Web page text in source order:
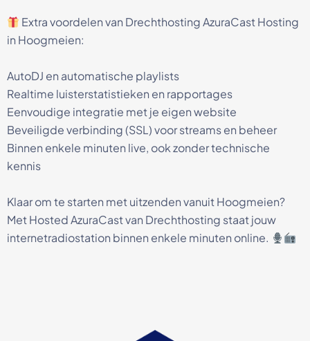
Extra voordelen van Drechthosting AzuraCast Hosting
in Hoogmeien:
AutoDJ en automatische playlists
Realtime luisterstatistieken en rapportages
Eenvoudige integratie met je eigen website
Beveiligde verbinding (SSL) voor streams en beheer
Binnen enkele minuten live, ook zonder technische
kennis
Klaar om te starten met uitzenden vanuit Hoogmeien?
Met Hosted AzuraCast van Drechthosting staat jouw
internetradiostation binnen enkele minuten online.